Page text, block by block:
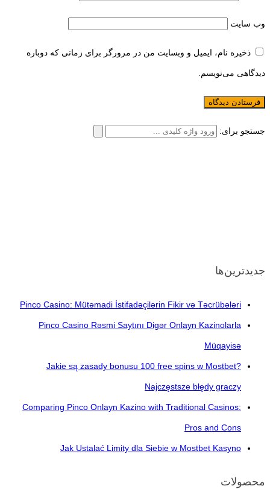
وب‌ سایت
ذخیره نام، ایمیل و وبسایت من در مرورگر برای زمانی که دوباره
دیدگاهی می‌نویسم.
جستجو برای:
جدیدترین‌ها
Pinco Casino: Mütəmadi İstifadəçilərin Fikir və Təcrübələri
Pinco Casino Rəsmi Saytını Digər Onlayn Kazinolarla
Müqayisə
Jakie są zasady bonusu 100 free spins w Mostbet?
Najczęstsze błędy graczy
Comparing Pinco Onlayn Kazino with Traditional Casinos:
Pros and Cons
Jak Ustalać Limity dla Siebie w Mostbet Kasyno
محصولات